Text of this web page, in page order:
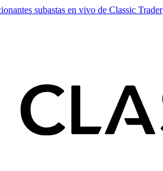
subastas en vivo de Classic Trader